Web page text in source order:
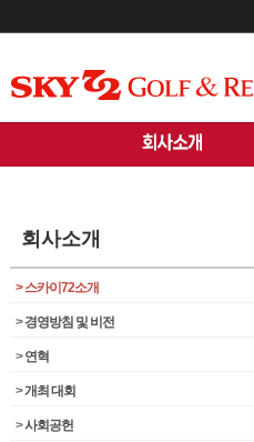
회사소개
>스카이72소개
>경영방침 및 비전
>연혁
>개최 대회
>사회공헌